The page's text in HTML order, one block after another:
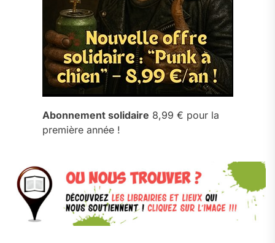
Abonnement solidaire 8,99 € pour la
première année !